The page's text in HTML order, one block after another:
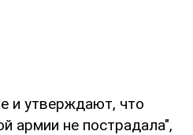
и утверждают, что
армии не пострадала",